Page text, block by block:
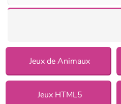
Jeux de Animaux
Jeux HTML5